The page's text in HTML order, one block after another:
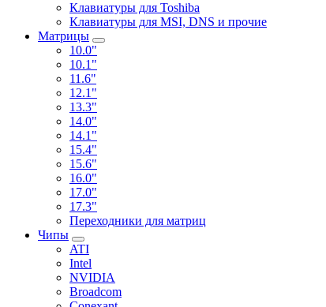
Клавиатуры для Toshiba
Клавиатуры для MSI, DNS и прочие
Матрицы
10.0"
10.1"
11.6"
12.1"
13.3"
14.0"
14.1"
15.4"
15.6"
16.0"
17.0"
17.3"
Переходники для матриц
Чипы
ATI
Intel
NVIDIA
Broadcom